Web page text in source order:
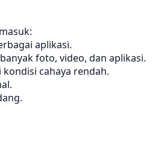
aplikasi.
foto, video, dan aplikasi.
cahaya rendah.